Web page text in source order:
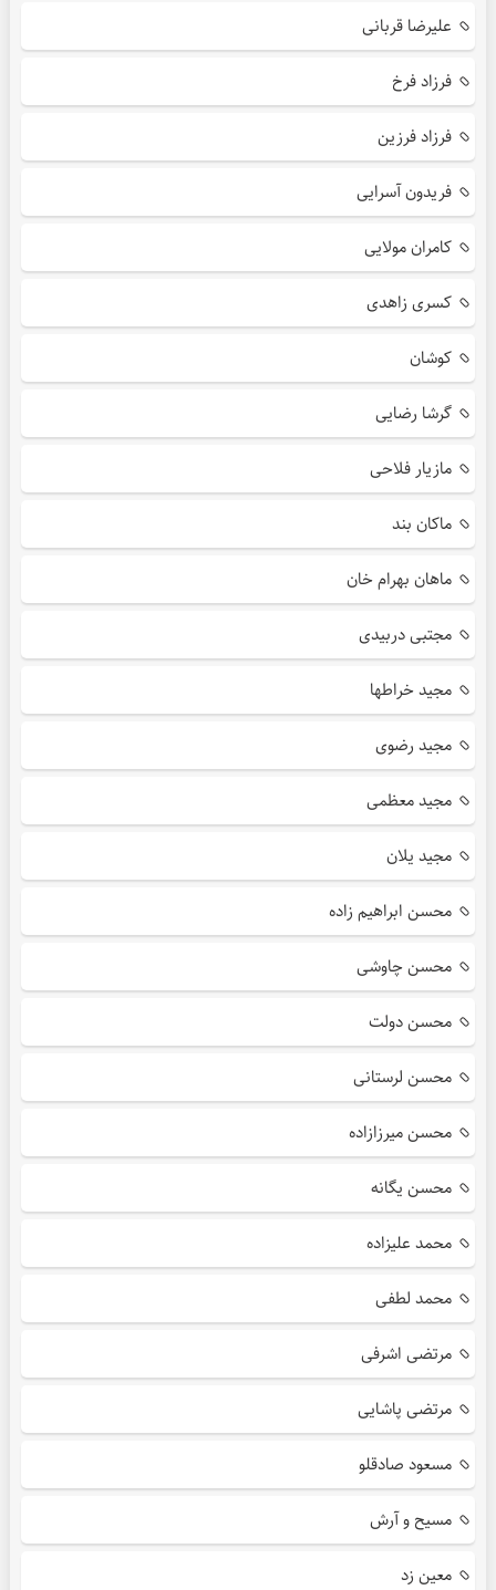
علیرضا قربانی
فرزاد فرخ
فرزاد فرزین
فریدون آسرایی
کامران مولایی
کسری زاهدی
کوشان
گرشا رضایی
مازیار فلاحی
ماکان بند
ماهان بهرام خان
مجتبی دربیدی
مجید خراطها
مجید رضوی
مجید معظمی
مجید یلان
محسن ابراهیم زاده
محسن چاوشی
محسن دولت
محسن لرستانی
محسن میرزازاده
محسن یگانه
محمد علیزاده
محمد لطفی
مرتضی اشرفی
مرتضی پاشایی
مسعود صادقلو
مسیح و آرش
معین زد